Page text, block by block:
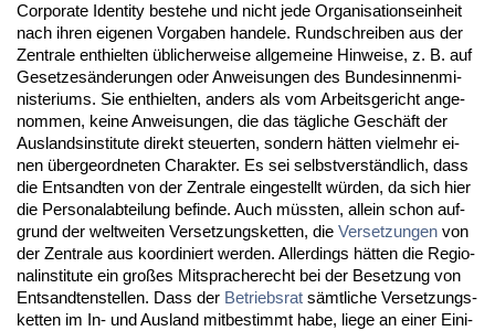
Cor­po­ra­te Iden­ti­ty be­ste­he und nicht je­de Or­ga­ni­sa­ti­ons­ein­heit
nach ih­ren ei­ge­nen Vor­ga­ben han­de­le. Rund­schrei­ben aus der
Zen­tra­le ent­hiel­ten übli­cher­wei­se all­ge­mei­ne Hin­wei­se, z. B. auf
Ge­set­zesände­run­gen oder An­wei­sun­gen des Bun­des­in­nen­mi­
nis­te­ri­ums. Sie ent­hiel­ten, an­ders als vom Ar­beits­ge­richt an­ge­
nom­men, kei­ne An­wei­sun­gen, die das tägli­che Geschäft der
Aus­lands­in­sti­tu­te di­rekt steu­er­ten, son­dern hätten viel­mehr ei­
nen über­ge­ord­ne­ten Cha­rak­ter. Es sei selbst­verständ­lich, dass
die Ent­sand­ten von der Zen­tra­le ein­ge­stellt würden, da sich hier
die Per­so­nal­ab­tei­lung be­fin­de. Auch müss­ten, al­lein schon auf­
grund der welt­wei­ten Ver­set­zungs­ket­ten, die Ver­set­zun­gen von
der Zen­tra­le aus ko­or­di­niert wer­den. Al­ler­dings hätten die Re­gio­
nal­in­sti­tu­te ein großes Mit­spra­che­recht bei der Be­set­zung von
Ent­sand­ten­stel­len. Dass der Be­triebs­rat sämt­li­che Ver­set­zungs­
ket­ten im In- und Aus­land mit­be­stimmt ha­be, lie­ge an ei­ner Ei­ni­